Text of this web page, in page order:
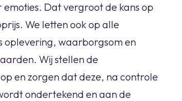
Dat vergroot de kans op
We letten ook op alle
oplevering, waarborgsom en
Wij stellen de
en zorgen dat deze, na controle
ondertekend en aan de